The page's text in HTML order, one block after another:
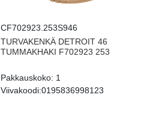
CF702923.253S946
TURVAKENKÄ DETROIT 46
TUMMAKHAKI F702923 253
Pakkauskoko: 1
Viivakoodi:0195836998123